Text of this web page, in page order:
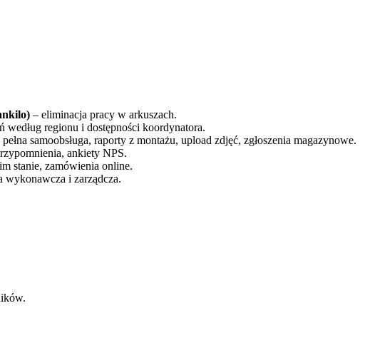
– eliminacja pracy w arkuszach.
według regionu i dostępności koordynatora.
pełna samoobsługa, raporty z montażu, upload zdjęć, zgłoszenia magazynowe.
ankiety NPS.
stanie, zamówienia online.
i zarządcza.